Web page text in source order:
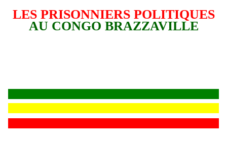
LES PRISONNIERS POLITIQUES
AU CONGO BRAZZAVILLE